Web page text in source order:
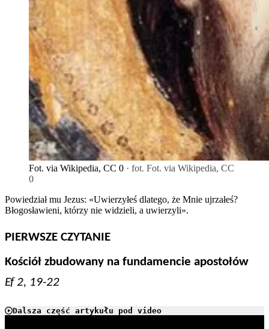
Fot. via Wikipedia, CC 0 · fot. Fot. via Wikipedia, CC
0
Powiedział mu Jezus: «Uwierzyłeś dlatego, że Mnie ujrzałeś?
Błogosławieni, którzy nie widzieli, a uwierzyli».
PIERWSZE CZYTANIE
Kościół zbudowany na fundamencie apostołów
Ef 2, 19-22
Dalsza część artykułu pod video